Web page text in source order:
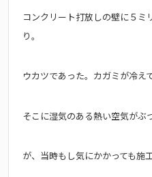
コンクリート打放しの壁に５
り。
ウカツであった。カガミが冷え
そこに湿気のある熱い空気がぶ
が、当時もし気にかかっても施